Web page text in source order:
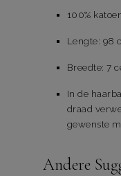
100%
Lengte: 98
Breedte: 7
In de
draad
gewenste
Andere